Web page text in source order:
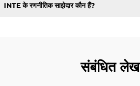
INTE के रणनीतिक साझेदार कौन हैं?
संबंधित लेख